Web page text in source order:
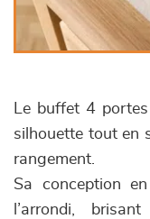
Le buffet 4
silhouette tout en
rangement.
Sa conception
l’arrondi,